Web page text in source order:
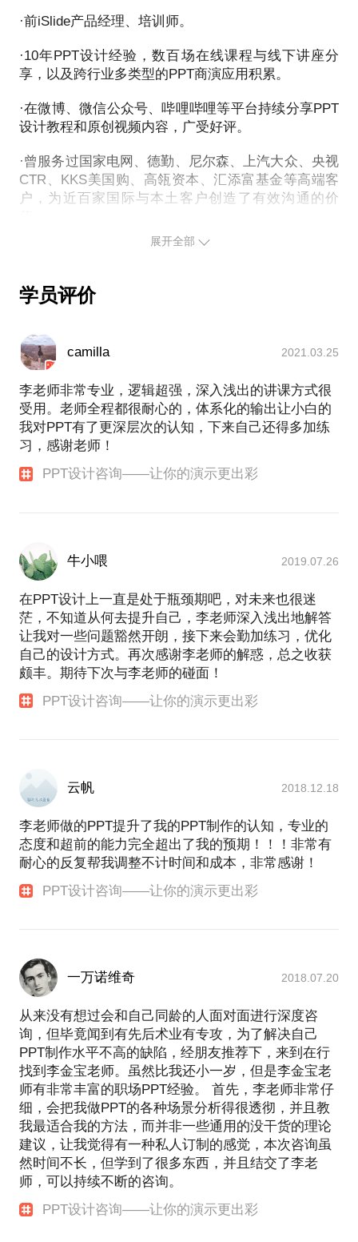
我会在2小时左右时间里，为您系统全面的讲解
PowerPoint软件操作技巧、全局化设计思维、文字信
息的视觉化呈现等内容，同时会为您详细讲解和演示
这是一次职场竞争力的提升，能够帮助那些非设计科
班出身的企业职员
呈现出具有专业水准的的PPT报告/路演提案
主要内容包括以下四个部分：（具体内容可根据需求
·全局化设计与PPT主题
·文本的设计与规范
·建立专业的配色方案
·版式规范及应用
·内容整理和逻辑架构组织
·文字内容的视觉化表达
·形——快速绘制统一风格图示
·图——图片使用和图文混排设计方法
·表——图表和表格的快速优化
·动画——PPT中的动画原理和使用方法
·多媒体——音视频以及3D模型等多媒体素材的使用
第三部分：顺势而为，乘势而上——信息时代，我们
应该学会信息设计
一.信息设计
二.信息图制作
·强大的信息图制作秘技
·最简单的图形与最复杂的信息
第四部分：PPT插件的综合使用
·借助插件资源库高效完成PPT
·前iSlide产品经理、培训师。
·10年PPT设计经验，数百场在线课程与线下讲座分
享，以及跨行业多类型的PPT商演应用积累。
·在微博、微信公众号、哔哩哔哩等平台持续分享PPT
设计教程和原创视频内容，广受好评。
·曾服务过国家电网、德勤、尼尔森、上汽大众、央视
CTR、KKS美国购、高瓴资本、汇添富基金等高端客
户，为近百家国际与本土客户创造了有效沟通的价
·多次为全国大学生电子商务“创新、创意及创业”挑战
导。
片》于2020年5月由人民邮电出版社出版发行。
展开全部
学员评价
camilla 2021.03.25
李老师非常专业，逻辑超强，深入浅出的讲课方式很
受用。老师全程都很耐心的，体系化的输出让小白的
我对PPT有了更深层次的认知，下来自己还得多加练
习，感谢老师！
PPT设计咨询——让你的演示更出彩
牛小喂 2019.07.26
在PPT设计上一直是处于瓶颈期吧，对未来也很迷
茫，不知道从何去提升自己，李老师深入浅出地解答
让我对一些问题豁然开朗，接下来会勤加练习，优化
自己的设计方式。再次感谢李老师的解惑，总之收获
颇丰。期待下次与李老师的碰面！
PPT设计咨询——让你的演示更出彩
云帆 2018.12.18
李老师做的PPT提升了我的PPT制作的认知，专业的
态度和超前的能力完全超出了我的预期！！！非常有
耐心的反复帮我调整不计时间和成本，非常感谢！
PPT设计咨询——让你的演示更出彩
一万诺维奇 2018.07.20
从来没有想过会和自己同龄的人面对面进行深度咨
询，但毕竟闻到有先后术业有专攻，为了解决自己
PPT制作水平不高的缺陷，经朋友推荐下，来到在行
找到李金宝老师。虽然比我还小一岁，但是李金宝老
师有非常丰富的职场PPT经验。 首先，李老师非常仔
细，会把我做PPT的各种场景分析得很透彻，并且教
我最适合我的方法，而并非一些通用的没干货的理论
建议，让我觉得有一种私人订制的感觉，本次咨询虽
然时间不长，但学到了很多东西，并且结交了李老
师，可以持续不断的咨询。
PPT设计咨询——让你的演示更出彩